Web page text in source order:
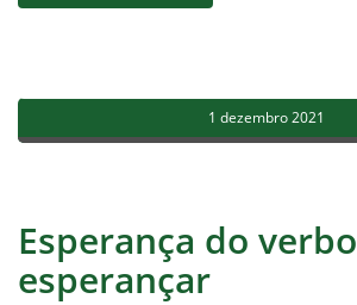
1 dezembro 2021
Esperança do verbo
esperançar